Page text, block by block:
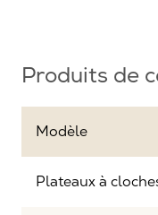
Produits de
Modèle
Plateaux à